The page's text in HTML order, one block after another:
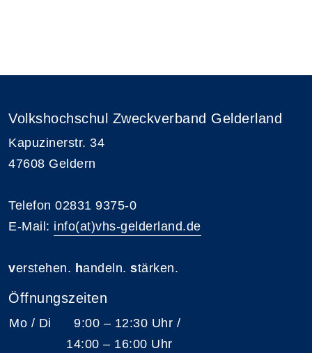
Volkshochschul Zweckverband Gelderland
Kapuzinerstr. 34
47608 Geldern
Telefon 02831 9375-0
E-Mail: info(at)vhs-gelderland.de
verstehen. handeln. stärken.
Öffnungszeiten
Mo / Di
9:00 – 12:30 Uhr /
14:00 – 16:00 Uhr